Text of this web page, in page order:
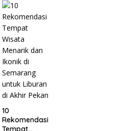
10
Rekomendasi
Tempat